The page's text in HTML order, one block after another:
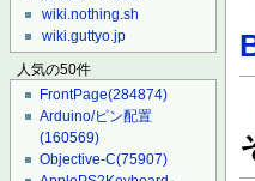
wiki.nothing.sh
wiki.guttyo.jp
人気の50件
FrontPage(284874)
Arduino/ピン配置
(160569)
Objective-C(75907)